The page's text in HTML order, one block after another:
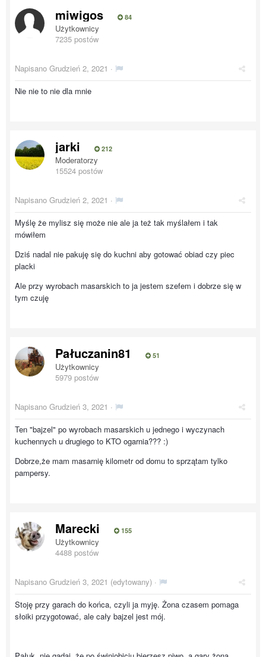
miwigos 84
Użytkownicy
7235 postów
Napisano Grudzień 2, 2021 ·
Nie nie to nie dla mnie
jarki 212
Moderatorzy
15524 postów
Napisano Grudzień 2, 2021 ·
Myślę że mylisz się może nie ale ja też tak myślałem i tak
mówiłem
Dziś nadal nie pakuję się do kuchni aby gotować obiad czy piec
placki
Ale przy wyrobach masarskich to ja jestem szefem i dobrze się w
tym czuję
Pałuczanin81 51
Użytkownicy
5979 postów
Napisano Grudzień 3, 2021 ·
Ten "bajzel" po wyrobach masarskich u jednego i wyczynach
kuchennych u drugiego to KTO ogarnia??? :)
Dobrze,że mam masarnię kilometr od domu to sprzątam tylko
pampersy.
Marecki 155
Użytkownicy
4488 postów
Napisano Grudzień 3, 2021 (edytowany) ·
Stoję przy garach do końca, czyli ja myję. Żona czasem pomaga
słoiki przygotować, ale cały bajzel jest mój.